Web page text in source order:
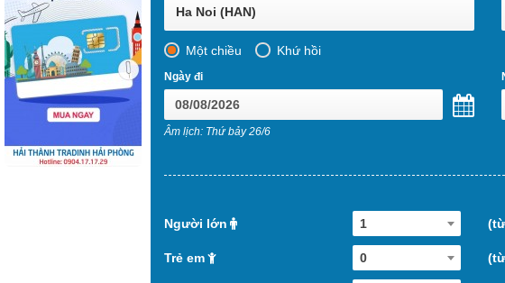
Ha Noi (HAN)
Một chiều Khứ hồi
Ngày đi
Âm lịch: Thứ bảy 26/6
Người lớn 1
Trẻ em 0